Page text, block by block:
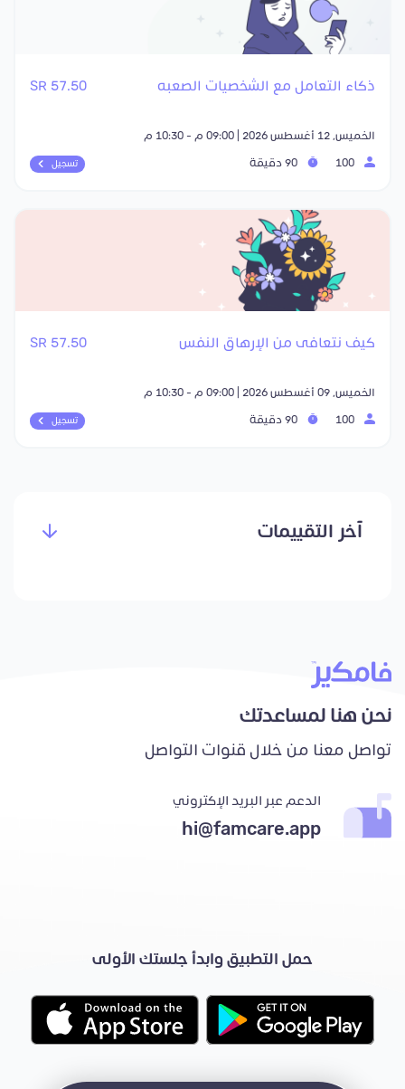
ذكاء التعامل مع الشخصيات الصعبه 57.50 SR
الخميس, 12 أغسطس 2026 | 09:00 م - 10:30 م
تسجيل
كيف نتعافى من الإرهاق النفس 57.50 SR
الخميس, 09 أغسطس 2026 | 09:00 م - 10:30 م
تسجيل
آخر التقييمات
نحن هنا لمساعدتك
تواصل معنا من خلال قنوات التواصل
الدعم عبر البريد الإكتروني
hi@famcare.app
حمل التطبيق وابدأ جلستك الأولى